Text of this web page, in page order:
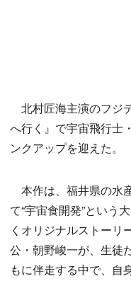
北村匠海主演のフジ
へ行く』で宇宙飛行士
ンクアップを迎えた。
本作は、福井県の水
て“宇宙食開発”という
くオリジナルストーリ
公・朝野峻一が、生徒
もに伴走する中で、自